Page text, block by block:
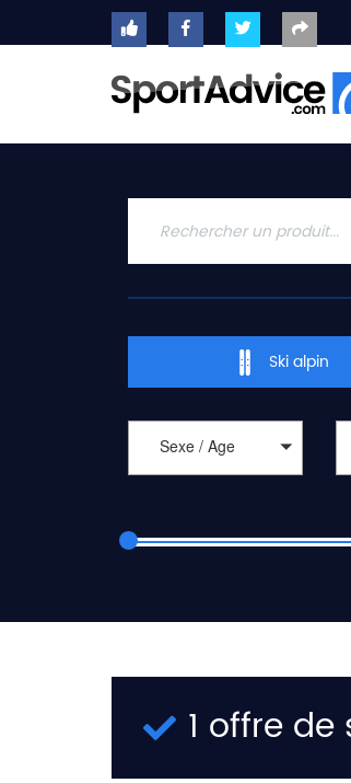
ACCUEIL
2020
CONSEILS
QUESTIONS
Ski alpin
Sexe / Age
1 offre